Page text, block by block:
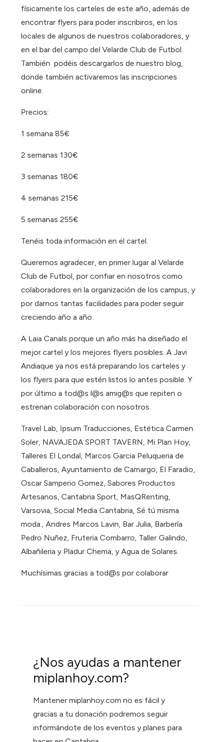
físicamente los carteles de este año, además de
encontrar flyers para poder inscribiros, en los
locales de algunos de nuestros colaboradores, y
en el bar del campo del Velarde Club de Futbol.
También podéis descargarlos de nuestro blog,
donde también activaremos las inscripciones
online.
Precios:
1 semana 85€
2 semanas 130€
3 semanas 180€
4 semanas 215€
5 semanas 255€
Tenéis toda información en el cartel.
Queremos agradecer, en primer lugar al Velarde
Club de Futbol, por confiar en nosotros como
colaboradores en la organización de los campus, y
por darnos tantas facilidades para poder seguir
creciendo año a año.
A Laia Canals porque un año más ha diseñado el
mejor cartel y los mejores flyers posibles. A Javi
Andiaque ya nos está preparando los carteles y
los flyers para que estén listos lo antes posible. Y
por último a tod@s l@s amig@s que repiten o
estrenan colaboración con nosotros.
Travel Lab, Ipsum Traducciones, Estética Carmen
Soler, NAVAJEDA SPORT TAVERN, Mi Plan Hoy,
Talleres El Londal, Marcos Garcia Peluqueria de
Caballeros, Ayuntamiento de Camargo, El Faradio,
Oscar Samperio Gomez, Sabores Productos
Artesanos, Cantabria Sport, MasQRenting,
Varsovia, Social Media Cantabria, Sé tú misma
moda., Andres Marcos Lavin, Bar Julia, Barbería
Pedro Nuñez, Fruteria Combarro, Taller Galindo,
Albañileria y Pladur Chema, y Agua de Solares.
Muchísimas gracias a tod@s por colaborar
¿Nos ayudas a mantener
miplanhoy.com?
Mantener miplanhoy.com no es fácil y
gracias a tu donación podremos seguir
informándote de los eventos y planes para